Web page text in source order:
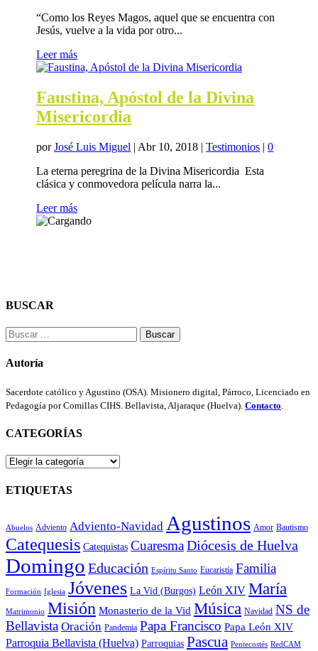
“Como los Reyes Magos, aquel que se encuentra con
Jesús, vuelve a la vida por otro...
Leer más
Faustina, Apóstol de la Divina
Misericordia
porJosé Luis Miguel | Abr 10, 2018 |Testimonios |0
La eterna peregrina de la Divina Misericordia Esta
clásica y conmovedora película narra la...
Leer más
BUSCAR
Buscar:
Autoría
Sacerdote católico y Agustino (OSA). Misionero digital, Párroco, Licenciado en
Pedagogía por Comillas CIHS. Bellavista, Aljaraque (Huelva). Contacto
CATEGORÍAS
CATEGORÍAS
ETIQUETAS
Abuelos Adviento Adviento-Navidad Agustinos Amor Bautismo
Catequesis Catequistas CuaresmaDiócesis de Huelva
Domingo Educación Espíritu Santo Eucaristía Familia
Formación Iglesia Jóvenes La Vid (Burgos) León XIV María
Matrimonio Misión Monasterio de la Vid Música Navidad NS de
Bellavista Oración Pandemia Papa Francisco Papa León XIV
Parroquia Bellavista (Huelva) Parroquias Pascua Pentecostés RedCAM